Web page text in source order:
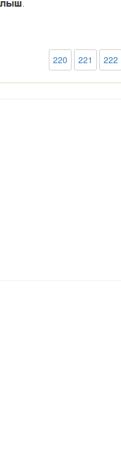
220 221 222